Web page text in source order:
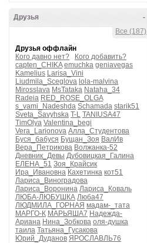
-
Друзья
Все (187)
Друзья оффлайн
Кого давно нет?
Кого добавить?
capten_CHIKA emuchka geniavegas
Kamelius Larisa_Vini
Liudmila_Sceglova lola-malvina
Mirosslava MsTataka Nataha_34
Radeia RED_ROSE_OLGA
s_vami_Nadeshda Schamada starik51
Sveta_Savyhska T-L TANIUSA47
TimOlya Valentina_begi
Vera_Larionova Алла_Студентова
Буся_бабуся Бущан_Зоя ВалИв
Вера_Петрикова Волжанка-52
Дневник_Девы Дубовицкая_Галина
ЕЛЕНА_51 Зоя_Крайсик
Ира_Ивановна Кахетинка кот51
Лариса_Виноградова
Лариса_Воронина Лариса_Коваль
ЛЮБА-ЛЮБУШКА Люба47
ЛЮДМИЛА_ГОРНАЯ мадам-_тата
МАРГО-К МАРЬЯША7 Надежда-
Ариана Нина_Зобкова оля-душка
таила Татьяна_Гусакова
Юрий_Дуданов ЯРОСЛАВЛЬ76